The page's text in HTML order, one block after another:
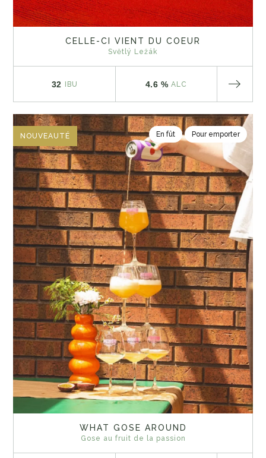
CELLE-CI VIENT DU COEUR
Světlý Ležák
32 IBU 4.6 % ALC
NOUVEAUTÉ En fût Pour emporter
WHAT GOSE AROUND
Gose au fruit de la passion